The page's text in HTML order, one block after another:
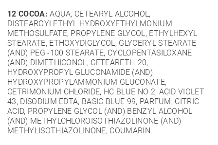
12 COCOA: AQUA, CETEARYL ALCOHOL,
DISTEAROYLETHYL HYDROXYETHYLMONIUM
METHOSULFATE, PROPYLENE GLYCOL, ETHYLHEXYL
STEARATE, ETHOXYDIGLYCOL, GLYCERYL STEARATE
(AND) PEG -100 STEARATE, CYCLOPENTASILOXANE
(AND) DIMETHICONOL, CETEARETH-20,
HYDROXYPROPYL GLUCONAMIDE (AND)
HYDROXYPROPYLAMMONIUM GLUCONATE,
CETRIMONIUM CHLORIDE, HC BLUE NO 2, ACID VIOLET
43, DISODIUM EDTA, BASIC BLUE 99, PARFUM, CITRIC
ACID, PROPYLENE GLYCOL (AND) BENZYL ALCOHOL
(AND) METHYLCHLOROISOTHIAZOLINONE (AND)
METHYLISOTHIAZOLINONE, COUMARIN.